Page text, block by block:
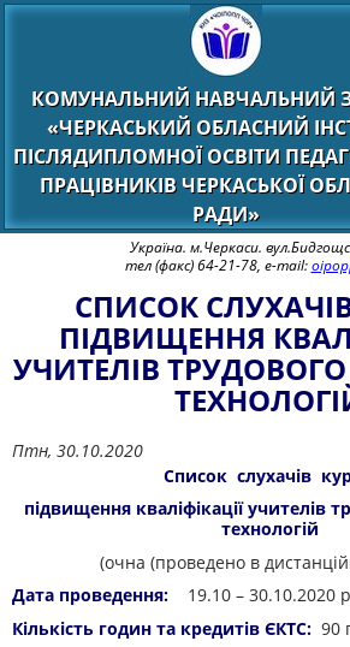
КОМУНАЛЬНИЙ НАВЧАЛЬНИЙ
«ЧЕРКАСЬКИЙ ОБЛАСНИЙ
ПІСЛЯДИПЛОМНОЇ ОСВІТИ
ПРАЦІВНИКІВ ЧЕРКАСЬКОЇ
РАДИ»
Україна. м.Черкаси.
тел (факс) 64-21-78, e-mail:
СПИСОК
ПІДВИЩЕННЯ
УЧИТЕЛІВ
Птн, 30.10.2020
Список слухачів
підвищення кваліфікації учителів
технологій
(очна (проведено в
Дата проведення:
19.10 – 30.10.2020
Кількість годин та кредитів ЄКТС: 90